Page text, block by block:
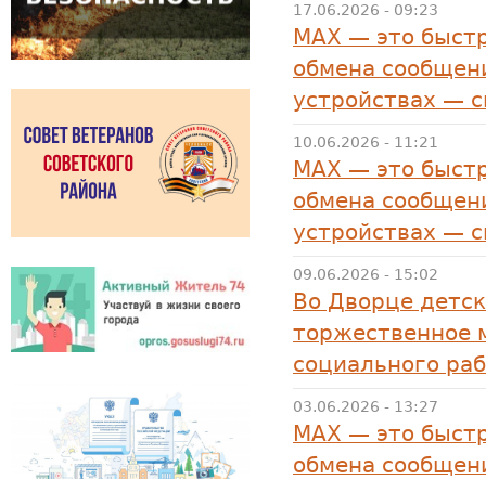
17.06.2026 - 09:23
MAX — это
обмена
устройствах —
10.06.2026 - 11:21
MAX — это
обмена
устройствах —
09.06.2026 - 15:02
Во Дворце
торжественное
социального
03.06.2026 - 13:27
MAX — это
обмена